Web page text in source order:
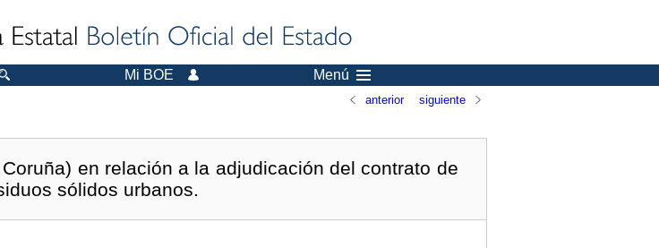
Mi BOE Menú
anterior siguiente
en relación a la adjudicación del contrato de
sólidos urbanos.